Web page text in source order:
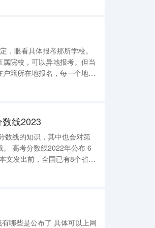
院校，可以异地报考。但当
籍所在地报名，每一个地级
线2023
6
文发出前，全国已有8个省发
录取
了 具体可以上网